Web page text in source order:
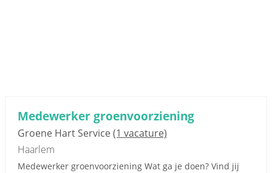
Medewerker groenvoorziening
Groene Hart Service(1 vacature)
Haarlem
Medewerker groenvoorziening Wat ga je doen? Vind jij